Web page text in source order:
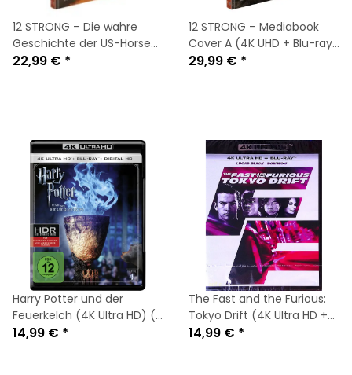
12 STRONG – Die wahre
Geschichte der US-Horse
Soldiers- Cover B (4K
22,99 € *
12 STRONG – Mediabook
Cover A (4K UHD + Blu-ray)
Limited 500 Edition-Uncut
29,99 € *
Harry Potter und der
Feuerkelch (4K Ultra HD) (+
Blu-ray)
14,99 € *
The Fast and the Furious:
Tokyo Drift (4K Ultra HD +
Blu-ray 2D) * Brandneu
14,99 € *